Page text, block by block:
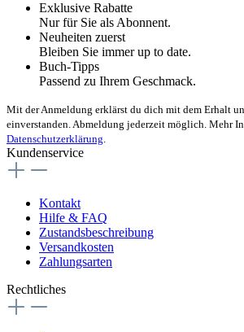
Exklusive Rabatte
Nur für Sie als Abonnent.
Neuheiten zuerst
Bleiben Sie immer up to date.
Buch-Tipps
Passend zu Ihrem Geschmack.
Mit der Anmeldung erklärst du dich mit dem Erhalt
einverstanden. Abmeldung jederzeit möglich. Mehr
Datenschutzerklärung.
Kundenservice
Kontakt
Hilfe & FAQ
Zustandsbeschreibung
Versandkosten
Zahlungsarten
Rechtliches